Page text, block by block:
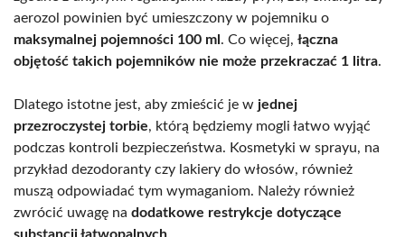
aerozol powinien być umieszczony w pojemniku o
maksymalnej pojemności 100 ml . Co więcej, łączna
objętość takich pojemników nie może przekraczać 1 litra.
Dlatego istotne jest, aby zmieścić je w jednej
przezroczystej torbie, którą będziemy mogli łatwo wyjąć
podczas kontroli bezpieczeństwa. Kosmetyki w sprayu, na
przykład dezodoranty czy lakiery do włosów, również
muszą odpowiadać tym wymaganiom. Należy również
zwrócić uwagę na dodatkowe restrykcje dotyczące